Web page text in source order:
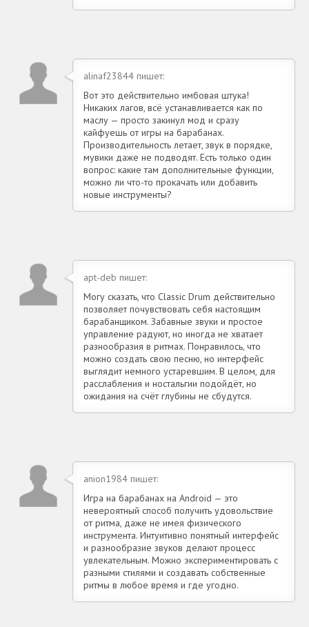
alinaf23844 пишет:
Вот это действительно имбовая штука!
Никаких лагов, всё устанавливается как по
маслу — просто закинул мод и сразу
кайфуешь от игры на барабанах.
Производительность летает, звук в порядке,
мувики даже не подводят. Есть только один
вопрос: какие там дополнительные функции,
можно ли что-то прокачать или добавить
новые инструменты?
apt-deb пишет:
Могу сказать, что Classic Drum действительно
позволяет почувствовать себя настоящим
барабанщиком. Забавные звуки и простое
управление радуют, но иногда не хватает
разнообразия в ритмах. Понравилось, что
можно создать свою песню, но интерфейс
выглядит немного устаревшим. В целом, для
расслабления и ностальгии подойдёт, но
ожидания на счёт глубины не сбудутся.
anion1984 пишет:
Игра на барабанах на Android — это
невероятный способ получить удовольствие
от ритма, даже не имея физического
инструмента. Интуитивно понятный интерфейс
и разнообразие звуков делают процесс
увлекательным. Можно экспериментировать с
разными стилями и создавать собственные
ритмы в любое время и где угодно.